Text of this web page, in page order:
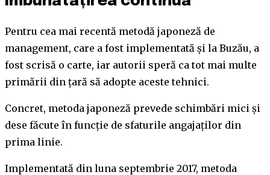
Pentru cea mai recentă metodă japoneză de
management, care a fost implementată și la Buzău, a
fost scrisă o carte, iar autorii speră ca tot mai multe
primării din țară să adopte aceste tehnici.
Concret, metoda japoneză prevede schimbări mici și
dese făcute în funcție de sfaturile angajaților din
prima linie.
Implementată din luna septembrie 2017, metoda